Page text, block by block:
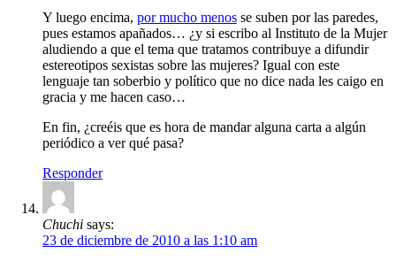
Y luego encima, por mucho menos se suben por las paredes,
pues estamos apañados… ¿y si escribo al Instituto de la Mujer
aludiendo a que el tema que tratamos contribuye a difundir
estereotipos sexistas sobre las mujeres? Igual con este
lenguaje tan soberbio y político que no dice nada les caigo en
gracia y me hacen caso…
En fin, ¿creéis que es hora de mandar alguna carta a algún
periódico a ver qué pasa?
Responder
Chuchi says:
23 de diciembre de 2010 a las 1:10 am